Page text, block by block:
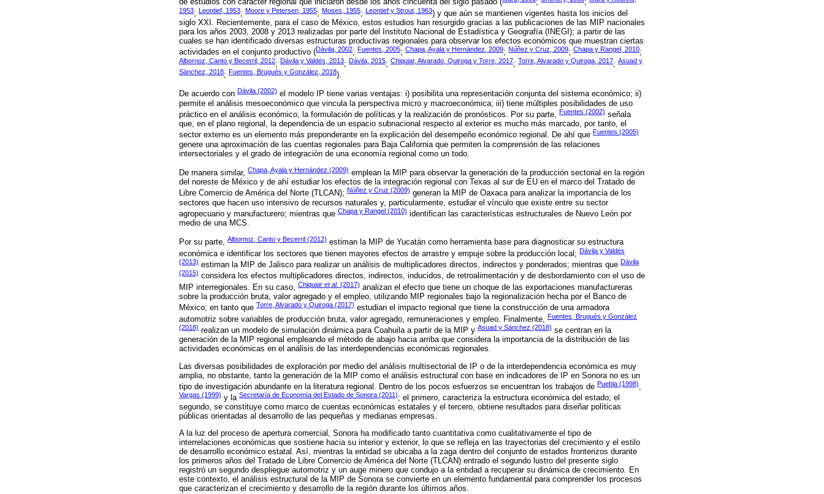
de estudios con carácter regional que iniciaron desde los años cincuenta del siglo pasado (
; ;
1953; Leontief, 1953; Moore y Petersen, 1955; Moses, 1955; Leontief y Strout, 1963) y que aún se mantienen vigentes hasta los inicios del
siglo XXI. Recientemente, para el caso de México, estos estudios han resurgido gracias a las publicaciones de las MIP nacionales
para los años 2003, 2008 y 2013 realizadas por parte del Instituto Nacional de Estadística y Geografía (INEGI); a partir de las
cuales se han identificado diversas estructuras productivas regionales para observar los efectos económicos que muestran ciertas
actividades en el conjunto productivo (Dávila, 2002; Fuentes, 2005; Chapa, Ayala y Hernández, 2009; Núñez y Cruz, 2009; Chapa y Rangel, 2010;
Albornoz, Canto y Becerril, 2012; Dávila y Valdés, 2013; Dávila, 2015; Chiquiar, Alvarado, Quiroga y Torre, 2017; Torre, Alvarado y Quiroga, 2017; Asuad y
Sánchez, 2018; Fuentes, Brugués y González, 2018).
De acuerdo con Dávila (2002) el modelo IP tiene varias ventajas: i) posibilita una representación conjunta del sistema económico; ii)
permite el análisis mesoeconómico que vincula la perspectiva micro y macroeconómica; iii) tiene múltiples posibilidades de uso
práctico en el análisis económico, la formulación de políticas y la realización de pronósticos. Por su parte, Fuentes (2002) señala
que, en el plano regional, la dependencia de un espacio subnacional respecto al exterior es mucho más marcado, por tanto, el
sector externo es un elemento más preponderante en la explicación del desempeño económico regional. De ahí que Fuentes (2005)
genere una aproximación de las cuentas regionales para Baja California que permiten la comprensión de las relaciones
intersectoriales y el grado de integración de una economía regional como un todo.
De manera similar, Chapa, Ayala y Hernández (2009) emplean la MIP para observar la generación de la producción sectorial en la región
del noreste de México y de ahí estudiar los efectos de la integración regional con Texas al sur de EU en el marco del Tratado de
Libre Comercio de América del Norte (TLCAN); Núñez y Cruz (2009) generan la MIP de Oaxaca para analizar la importancia de los
sectores que hacen uso intensivo de recursos naturales y, particularmente, estudiar el vínculo que existe entre su sector
agropecuario y manufacturero; mientras que Chapa y Rangel (2010) identifican las características estructurales de Nuevo León por
medio de una MCS.
Por su parte, Albornoz, Canto y Becerril (2012) estiman la MIP de Yucatán como herramienta base para diagnosticar su estructura
económica e identificar los sectores que tienen mayores efectos de arrastre y empuje sobre la producción local; Dávila y Valdés
(2013) estiman la MIP de Jalisco para realizar un análisis de multiplicadores directos, indirectos y ponderados; mientras que Dávila
(2015) considera los efectos multiplicadores directos, indirectos, inducidos, de retroalimentación y de desbordamiento con el uso de
MIP interregionales. En su caso, Chiquiar et al. (2017) analizan el efecto que tiene un choque de las exportaciones manufactureras
sobre la producción bruta, valor agregado y el empleo, utilizando MIP regionales bajo la regionalización hecha por el Banco de
México; en tanto que Torre, Alvarado y Quiroga (2017) estudian el impacto regional que tiene la construcción de una armadora
automotriz sobre variables de producción bruta, valor agregado, remuneraciones y empleo. Finalmente,
Fuentes, Brugués y González
(2018) realizan un modelo de simulación dinámica para Coahuila a partir de la MIP y Asuad y Sánchez (2018) se centran en la
generación de la MIP regional empleando el método de abajo hacia arriba que considera la importancia de la distribución de las
actividades económicas en el análisis de las interdependencias económicas regionales.
Las diversas posibilidades de exploración por medio del análisis multisectorial de IP o de la interdependencia económica es muy
amplia, no obstante, tanto la generación de la MIP como el análisis estructural con base en indicadores de IP en Sonora no es un
tipo de investigación abundante en la literatura regional. Dentro de los pocos esfuerzos se encuentran los trabajos de Puebla (1998)
Vargas (1999) y la Secretaría de Economía del Estado de Sonora (2011); el primero, caracteriza la estructura económica del estado; el
segundo, se constituye como marco de cuentas económicas estatales y el tercero, obtiene resultados para diseñar políticas
públicas orientadas al desarrollo de las pequeñas y medianas empresas.
A la luz del proceso de apertura comercial, Sonora ha modificado tanto cuantitativa como cualitativamente el tipo de
interrelaciones económicas que sostiene hacia su interior y exterior, lo que se refleja en las trayectorias del crecimiento y el estilo
de desarrollo económico estatal. Así, mientras la entidad se ubicaba a la zaga dentro del conjunto de estados fronterizos durante
los primeros años del Tratado de Libre Comercio de América del Norte (TLCAN) entrado el segundo lustro del presente siglo
registró un segundo despliegue automotriz y un auge minero que condujo a la entidad a recuperar su dinámica de crecimiento. En
este contexto, el análisis estructural de la MIP de Sonora se convierte en un elemento fundamental para comprender los procesos
que caracterizan el crecimiento y desarrollo de la región durante los últimos años.